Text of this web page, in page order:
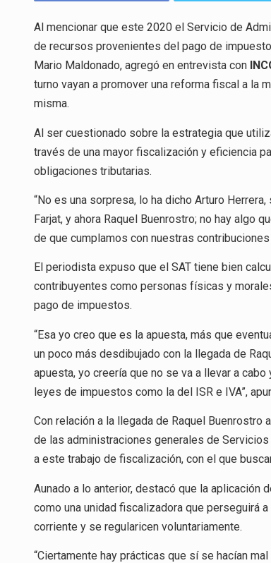
El gobierno de
El Departamento de
Al mencionar que este 2020 el Servicio de
de recursos provenientes del pago de
Mario Maldonado, agregó en entrevista con
turno vayan a promover una reforma fiscal a la
misma.
Al ser cuestionado sobre la estrategia que
través de una mayor fiscalización y eficiencia
obligaciones tributarias.
“No es una sorpresa, lo ha dicho Arturo
Farjat, y ahora Raquel Buenrostro; no hay algo
de que cumplamos con nuestras
El periodista expuso que el SAT tiene bien
contribuyentes como personas físicas y
pago de impuestos.
“Esa yo creo que es la apuesta, más que
un poco más desdibujado con la llegada de
apuesta, yo creería que no se va a llevar a
leyes de impuestos como la del ISR e IVA”,
Con relación a la llegada de Raquel
de las administraciones generales de
a este trabajo de fiscalización, con el que
Aunado a lo anterior, destacó que la aplicación
como una unidad fiscalizadora que perseguirá
corriente y se regularicen voluntariamente.
“Ciertamente hay prácticas que sí se hacían